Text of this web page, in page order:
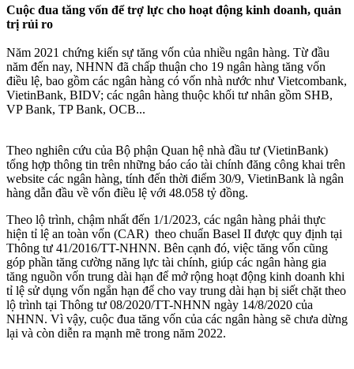
Cuộc đua tăng vốn để trợ lực cho hoạt động kinh doanh, quản
trị rủi ro
Năm 2021 chứng kiến sự tăng vốn của nhiều ngân hàng. Từ đầu
năm đến nay, NHNN đã chấp thuận cho 19 ngân hàng tăng vốn
điều lệ, bao gồm các ngân hàng có vốn nhà nước như Vietcombank,
VietinBank, BIDV; các ngân hàng thuộc khối tư nhân gồm SHB,
VP Bank, TP Bank, OCB...
Theo nghiên cứu của Bộ phận Quan hệ nhà đầu tư (VietinBank)
tổng hợp thông tin trên những báo cáo tài chính đăng công khai trên
website các ngân hàng, tính đến thời điểm 30/9, VietinBank là ngân
hàng dẫn đầu về vốn điều lệ với 48.058 tỷ đồng.
Theo lộ trình, chậm nhất đến 1/1/2023, các ngân hàng phải thực
hiện tỉ lệ an toàn vốn (CAR) theo chuẩn Basel II được quy định tại
Thông tư 41/2016/TT-NHNN. Bên cạnh đó, việc tăng vốn cũng
góp phần tăng cường năng lực tài chính, giúp các ngân hàng gia
tăng nguồn vốn trung dài hạn để mở rộng hoạt động kinh doanh khi
tỉ lệ sử dụng vốn ngắn hạn để cho vay trung dài hạn bị siết chặt theo
lộ trình tại Thông tư 08/2020/TT-NHNN ngày 14/8/2020 của
NHNN. Vì vậy, cuộc đua tăng vốn của các ngân hàng sẽ chưa dừng
lại và còn diễn ra mạnh mẽ trong năm 2022.